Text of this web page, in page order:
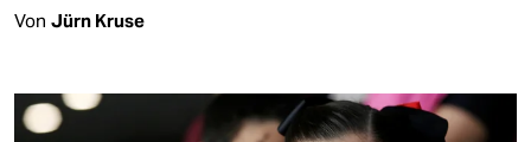
Von Jürn Kruse